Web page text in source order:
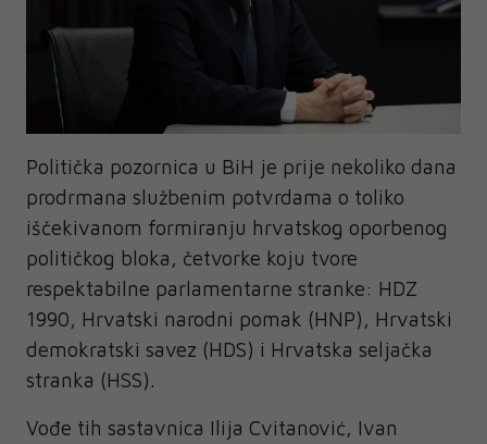
Politička pozornica u BiH je prije nekoliko dana
prodrmana službenim potvrdama o toliko
iščekivanom formiranju hrvatskog oporbenog
političkog bloka, četvorke koju tvore
respektabilne parlamentarne stranke: HDZ
1990, Hrvatski narodni pomak (HNP), Hrvatski
demokratski savez (HDS) i Hrvatska seljačka
stranka (HSS).
Vođe tih sastavnica Ilija Cvitanović, Ivan